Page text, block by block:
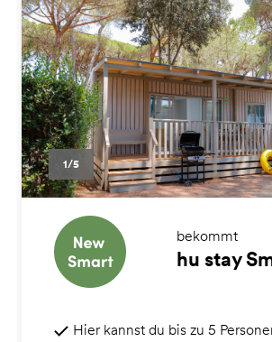
1/5
bekommt
hu stay
Hier kannst du bis zu 5